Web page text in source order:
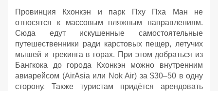
Провинция Кхонкэн и парк Пху Пха Ман не
относятся к массовым пляжным направлениям.
Сюда едут искушенные самостоятельные
путешественники ради карстовых пещер, летучих
мышей и трекинга в горах. При этом добраться из
Бангкока до города Кхонкэн можно внутренним
авиарейсом (AirAsia или Nok Air) за $30–50 в одну
сторону. Также туристам придётся арендовать